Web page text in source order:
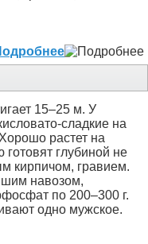
15–25 м. У
сладкие на
растет на
глубиной не
кирпичом, гравием.
навозом,
по 200–300 г.
одно мужское.